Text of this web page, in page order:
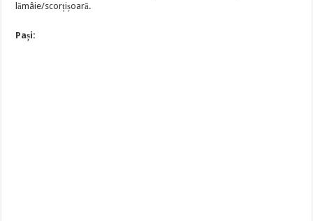
lămâie/scorțișoară.
Pași: